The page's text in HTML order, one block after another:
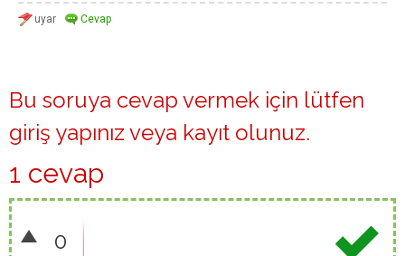
Bu soruya cevap vermek için lütfen
giriş yapınız veya kayıt olunuz.
1 cevap
0